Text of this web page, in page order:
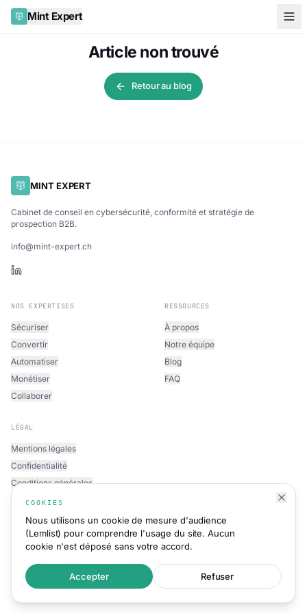
Mint Expert
Article non trouvé
Retour au blog
MINT EXPERT
Cabinet de conseil en cybersécurité, conformité et stratégie de
prospection B2B.
info@mint-expert.ch
NOS EXPERTISES
Sécuriser
Convertir
Automatiser
Monétiser
Collaborer
RESSOURCES
À propos
Notre équipe
Blog
FAQ
LÉGAL
Mentions légales
Confidentialité
Conditions générales
©2026Mint Expert Sàrl · Genève, Suisse ·
CHE-227.659.003 · Tous droits réservés
COOKIES
Nous utilisons un cookie de mesure d'audience
(Lemlist) pour comprendre l'usage du site. Aucun
cookie n'est déposé sans votre accord.
Accepter Refuser